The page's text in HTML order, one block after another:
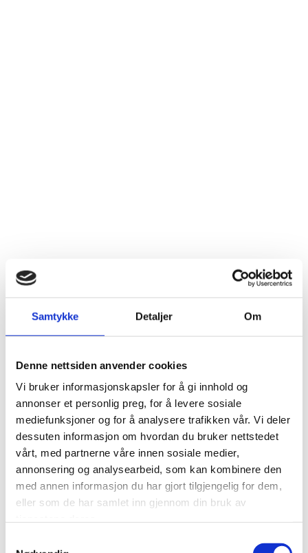
Samtykke Detaljer Om
Denne nettsiden anvender cookies
Vi bruker informasjonskapsler for å gi innhold og
annonser et personlig preg, for å levere sosiale
mediefunksjoner og for å analysere trafikken vår. Vi deler
dessuten informasjon om hvordan du bruker nettstedet
vårt, med partnerne våre innen sosiale medier,
annonsering og analysearbeid, som kan kombinere den
med annen informasjon du har gjort tilgjengelig for dem,
eller som de har samlet inn gjennom din bruk av